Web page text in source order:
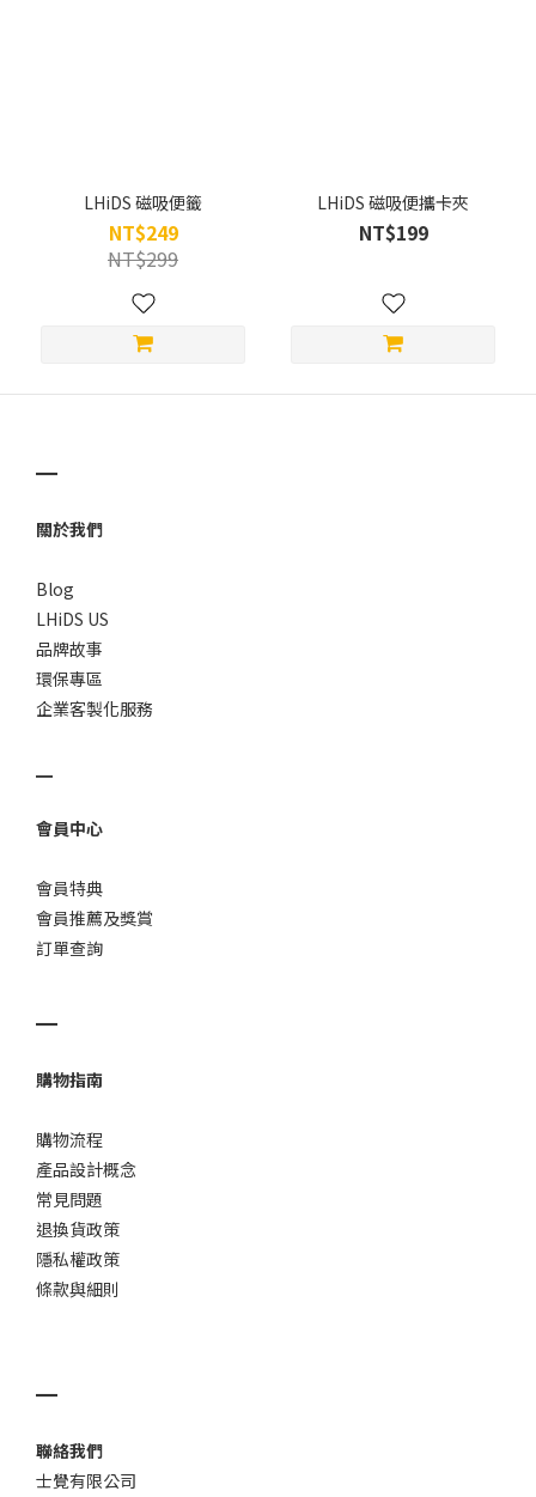
LHiDS 磁吸便籤
NT$249
NT$299
LHiDS 磁吸便攜卡夾
NT$199
關於我們
Blog
LHiDS US
品牌故事
環保專區
企業客製化服務
會員中心
會員特典
會員推薦及獎賞
訂單查詢
購物指南
購物流程
產品設計概念
常見問題
退換貨政策
隱私權政策
條款與細則
聯絡我們
士覺有限公司